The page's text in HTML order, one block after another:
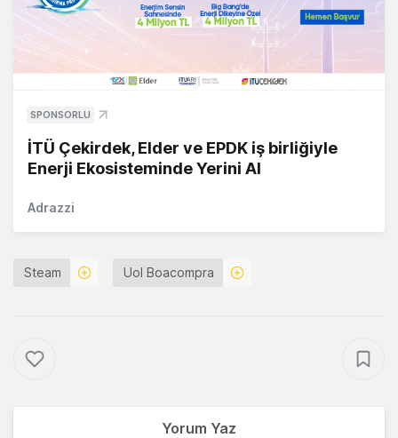
SPONSORLU
İTÜ Çekirdek, Elder ve EPDK iş birliğiyle
Enerji Ekosisteminde Yerini Al
Adrazzi
Steam Uol Boacompra
Yorum Yaz